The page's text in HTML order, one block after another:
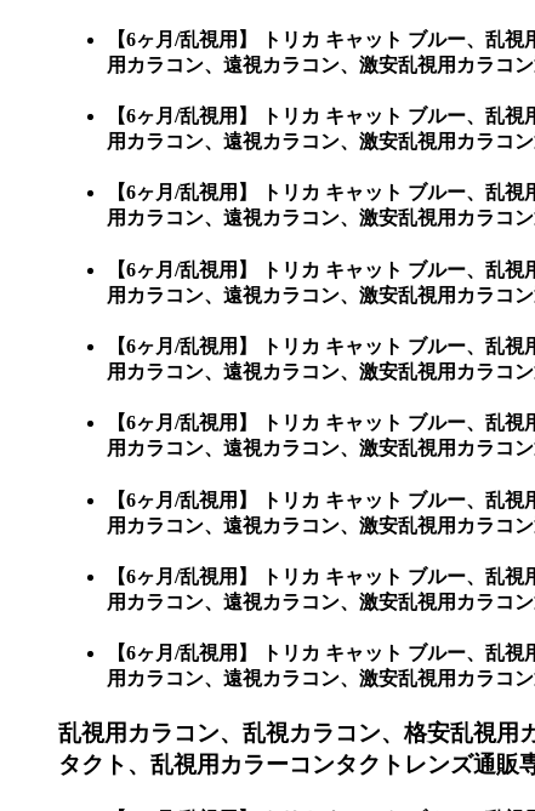
【6ヶ月/乱視用】 トリカ キャット ブルー、乱
用カラコン、遠視カラコン、激安乱視用カラコ
【6ヶ月/乱視用】 トリカ キャット ブルー、乱
用カラコン、遠視カラコン、激安乱視用カラコ
【6ヶ月/乱視用】 トリカ キャット ブルー、乱
用カラコン、遠視カラコン、激安乱視用カラコ
【6ヶ月/乱視用】 トリカ キャット ブルー、乱
用カラコン、遠視カラコン、激安乱視用カラコ
【6ヶ月/乱視用】 トリカ キャット ブルー、乱
用カラコン、遠視カラコン、激安乱視用カラコ
【6ヶ月/乱視用】 トリカ キャット ブルー、乱
用カラコン、遠視カラコン、激安乱視用カラコ
【6ヶ月/乱視用】 トリカ キャット ブルー、乱
用カラコン、遠視カラコン、激安乱視用カラコ
【6ヶ月/乱視用】 トリカ キャット ブルー、乱
用カラコン、遠視カラコン、激安乱視用カラコ
【6ヶ月/乱視用】 トリカ キャット ブルー、乱
用カラコン、遠視カラコン、激安乱視用カラコ
乱視用カラコン、乱視カラコン、格安乱視用
タクト、乱視用カラーコンタクトレンズ通販